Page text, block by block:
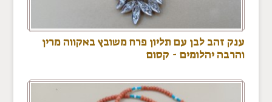
ענק זהב לבן עם תליון פרח משובץ באקווה מרין
והרבה יהלומים - קסום